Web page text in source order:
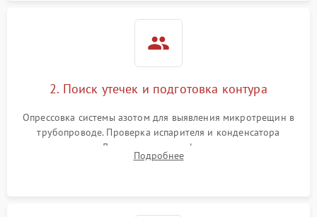
2. Поиск утечек и подготовка контура
Опрессовка системы азотом для выявления микротрещин в
трубопроводе. Проверка испарителя и конденсатора
течеискателем. Демонтаж старого фильтра-осушителя и
продувка капиллярной трубки для устранения засоров.
Подробнее